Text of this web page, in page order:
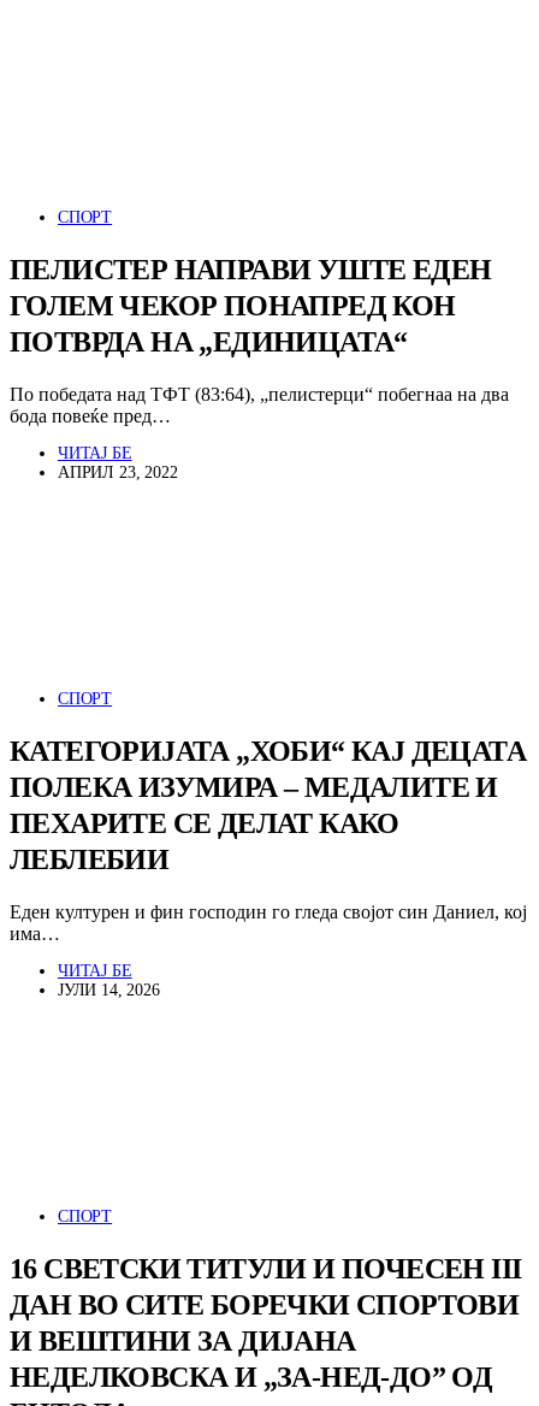
СПОРТ
ПЕЛИСТЕР НАПРАВИ УШТЕ ЕДЕН
ГОЛЕМ ЧЕКОР ПОНАПРЕД КОН
ПОТВРДА НА „ЕДИНИЦАТА“
По победата над ТФТ (83:64), „пелистерци“ побегнаа на два
бода повеќе пред…
ЧИТАЈ БЕ
АПРИЛ 23, 2022
СПОРТ
КАТЕГОРИЈАТА „ХОБИ“ КАЈ ДЕЦАТА
ПОЛЕКА ИЗУМИРА – МЕДАЛИТЕ И
ПЕХАРИТЕ СЕ ДЕЛАТ КАКО
ЛЕБЛЕБИИ
Еден културен и фин господин го гледа својот син Даниел, кој
има…
ЧИТАЈ БЕ
ЈУЛИ 14, 2026
СПОРТ
16 СВЕТСКИ ТИТУЛИ И ПОЧЕСЕН III
ДАН ВО СИТЕ БОРЕЧКИ СПОРТОВИ
И ВЕШТИНИ ЗА ДИЈАНА
НЕДЕЛКОВСКА И „ЗА-НЕД-ДО” ОД